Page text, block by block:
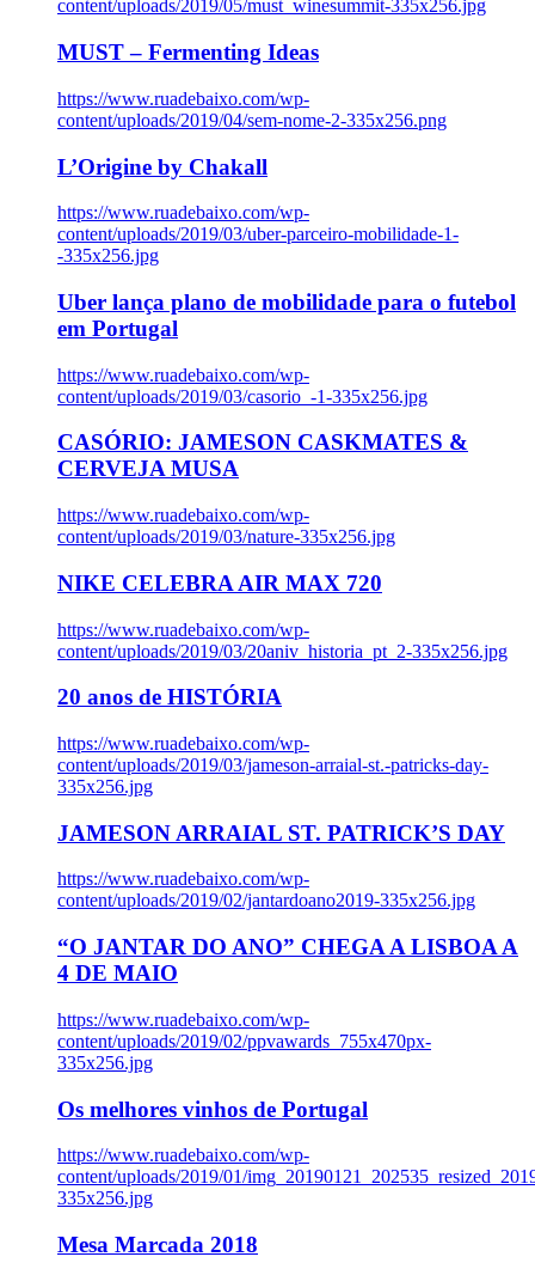
content/uploads/2019/05/must_winesummit-335x256.jpg
MUST – Fermenting Ideas
https://www.ruadebaixo.com/wp-
content/uploads/2019/04/sem-nome-2-335x256.png
L’Origine by Chakall
https://www.ruadebaixo.com/wp-
content/uploads/2019/03/uber-parceiro-mobilidade-1-
-335x256.jpg
Uber lança plano de mobilidade para o futebol
em Portugal
https://www.ruadebaixo.com/wp-
content/uploads/2019/03/casorio_-1-335x256.jpg
CASÓRIO: JAMESON CASKMATES &
CERVEJA MUSA
https://www.ruadebaixo.com/wp-
content/uploads/2019/03/nature-335x256.jpg
NIKE CELEBRA AIR MAX 720
https://www.ruadebaixo.com/wp-
content/uploads/2019/03/20aniv_historia_pt_2-335x256.jpg
20 anos de HISTÓRIA
https://www.ruadebaixo.com/wp-
content/uploads/2019/03/jameson-arraial-st.-patricks-day-
335x256.jpg
JAMESON ARRAIAL ST. PATRICK’S DAY
https://www.ruadebaixo.com/wp-
content/uploads/2019/02/jantardoano2019-335x256.jpg
“O JANTAR DO ANO” CHEGA A LISBOA A
4 DE MAIO
https://www.ruadebaixo.com/wp-
content/uploads/2019/02/ppvawards_755x470px-
335x256.jpg
Os melhores vinhos de Portugal
https://www.ruadebaixo.com/wp-
content/uploads/2019/01/
335x256.jpg
Mesa Marcada 2018